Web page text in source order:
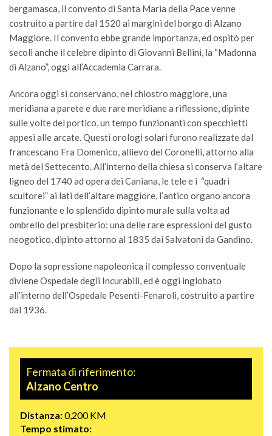
bergamasca, il convento di Santa Maria della Pace venne
costruito a partire dal 1520 ai margini del borgo di Alzano
Maggiore. Il convento ebbe grande importanza, ed ospitò per
secoli anche il celebre dipinto di Giovanni Bellini, la “Madonna
di Alzano”, oggi all’Accademia Carrara.
Ancora oggi si conservano, nel chiostro maggiore, una
meridiana a parete e due rare meridiane a riflessione, dipinte
sulle volte del portico, un tempo funzionanti con specchietti
appesi alle arcate. Questi orologi solari furono realizzate dal
francescano Fra Domenico, allievo del Coronelli, attorno alla
metà del Settecento. All’interno della chiesa si conserva l’altare
ligneo del 1740 ad opera dei Caniana, le tele e i “quadri
scultorei” ai lati dell’altare maggiore, l’antico organo ancora
funzionante e lo splendido dipinto murale sulla volta ad
ombrello del presbiterio: una delle rare espressioni del gusto
neogotico, dipinto attorno al 1835 dai Salvatoni da Gandino.
Dopo la sopressione napoleonica il complesso conventuale
diviene Ospedale degli Incurabili, ed è oggi inglobato
all’interno dell’Ospedale Pesenti-Fenaroli, costruito a partire
dal 1936.
Fermata di riferimento:
Alzano Centro
Distanza:0,200 KM
Tempo stimato: